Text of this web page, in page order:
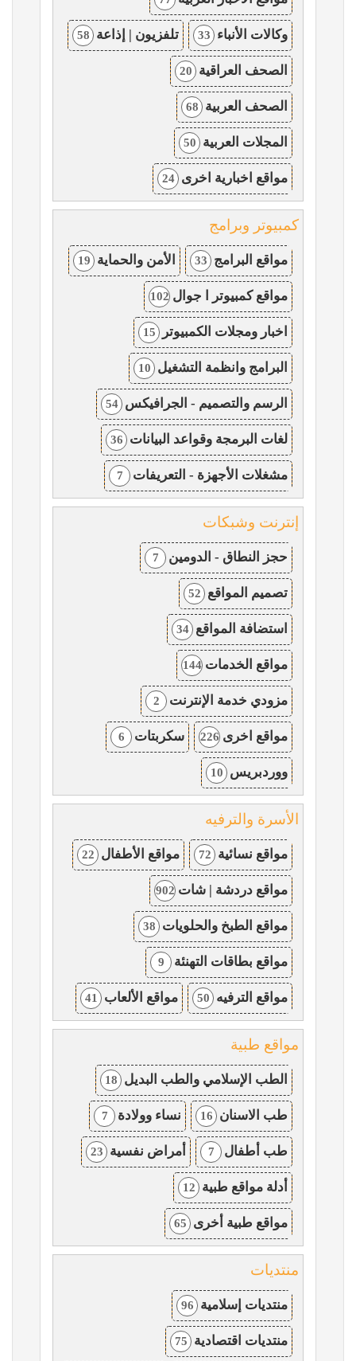
وكالات الأنباء 33 تلفزيون | إذاعة 58
الصحف العراقية 20
الصحف العربية 68
المجلات العربية 50
مواقع اخبارية اخرى 24
كمبيوتر وبرامج
مواقع البرامج 33 الأمن والحماية 19
مواقع كمبيوتر ا جوال 102
اخبار ومجلات الكمبيوتر 15
البرامج وانظمة التشغيل 10
الرسم والتصميم - الجرافيكس 54
لغات البرمجة وقواعد البيانات 36
مشغلات الأجهزة - التعريفات 7
إنترنت وشبكات
حجز النطاق - الدومين 7
تصميم المواقع 52
استضافة المواقع 34
مواقع الخدمات 144
مزودي خدمة الإنترنت 2
مواقع اخرى 226 سكربتات 6
ووردبريس 10
الأسرة والترفيه
مواقع نسائية 72 مواقع الأطفال 22
مواقع دردشة | شات 902
مواقع الطبخ والحلويات 38
مواقع بطاقات التهنئة 9
مواقع الترفيه 50 مواقع الألعاب 41
مواقع طبية
الطب الإسلامي والطب البديل 18
طب الاسنان 16 نساء وولادة 7
طب أطفال 7 أمراض نفسية 23
أدلة مواقع طبية 12
مواقع طبية أخرى 65
منتديات
منتديات إسلامية 96
منتديات اقتصادية 75